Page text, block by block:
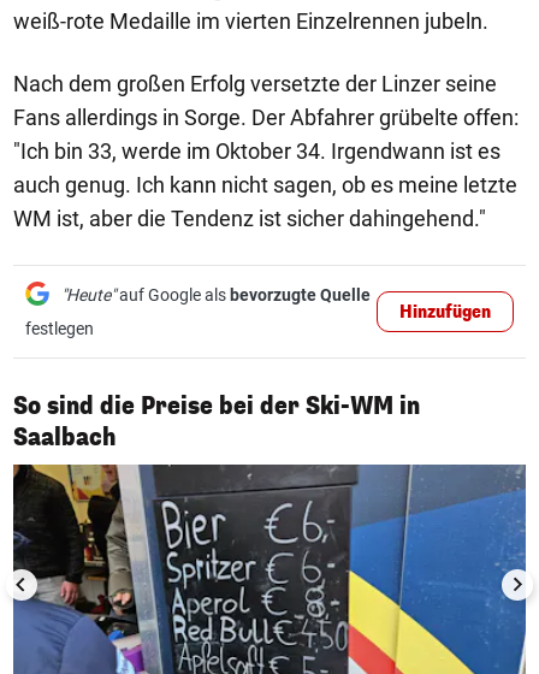
weiß-rote Medaille im vierten Einzelrennen jubeln.
Nach dem großen Erfolg versetzte der Linzer seine
Fans allerdings in Sorge. Der Abfahrer grübelte offen:
"Ich bin 33, werde im Oktober 34. Irgendwann ist es
auch genug. Ich kann nicht sagen, ob es meine letzte
WM ist, aber die Tendenz ist sicher dahingehend."
"Heute"auf Google als bevorzugte Quelle
festlegen
Hinzufügen
So sind die Preise bei der Ski-WM in
Saalbach
1/8